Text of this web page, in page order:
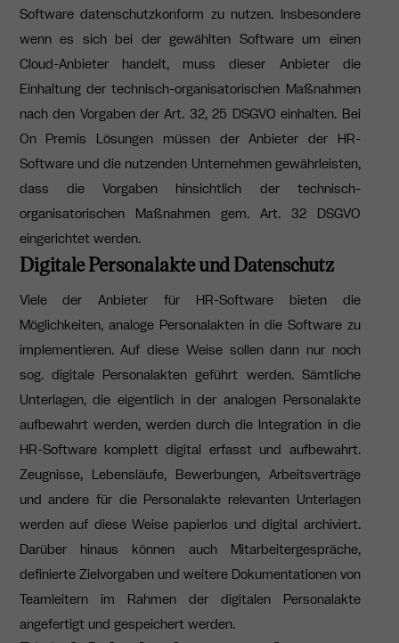
Software datenschutzkonform zu nutzen. Insbesondere
wenn es sich bei der gewählten Software um einen
Cloud-Anbieter handelt, muss dieser Anbieter die
Einhaltung der technisch-organisatorischen Maßnahmen
nach den Vorgaben der Art. 32, 25 DSGVO einhalten. Bei
On Premis Lösungen müssen der Anbieter der HR-
Software und die nutzenden Unternehmen gewährleisten,
dass die Vorgaben hinsichtlich der technisch-
organisatorischen Maßnahmen gem. Art. 32 DSGVO
eingerichtet werden.
Digitale Personalakte und Datenschutz
Viele der Anbieter für HR-Software bieten die
Möglichkeiten, analoge Personalakten in die Software zu
implementieren. Auf diese Weise sollen dann nur noch
sog. digitale Personalakten geführt werden. Sämtliche
Unterlagen, die eigentlich in der analogen Personalakte
aufbewahrt werden, werden durch die Integration in die
HR-Software komplett digital erfasst und aufbewahrt.
Zeugnisse, Lebensläufe, Bewerbungen, Arbeitsverträge
und andere für die Personalakte relevanten Unterlagen
werden auf diese Weise papierlos und digital archiviert.
Darüber hinaus können auch Mitarbeitergespräche,
definierte Zielvorgaben und weitere Dokumentationen von
Teamleitern im Rahmen der digitalen Personalakte
angefertigt und gespeichert werden.